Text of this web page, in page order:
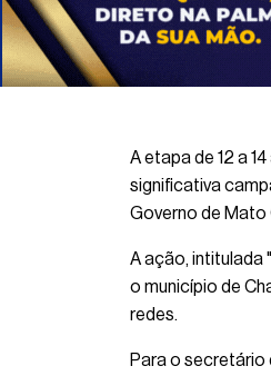
A etapa de 12 a
significativa
Governo de Mato
A ação, intitulada
o município de
redes.
Para o secretário